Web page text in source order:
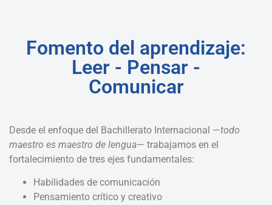
Fomento del aprendizaje:
Leer - Pensar -
Comunicar
Desde el enfoque del Bachillerato Internacional —todo
maestro es maestro de lengua— trabajamos en el
fortalecimiento de tres ejes fundamentales:
Habilidades de comunicación
Pensamiento crítico y creativo